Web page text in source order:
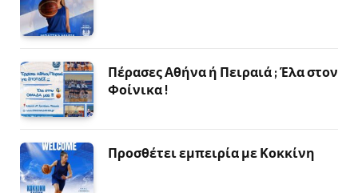
Πέρασες Αθήνα ή Πειραιά ; Έλα στον
Φοίνικα !
Προσθέτει εμπειρία με Κοκκίνη